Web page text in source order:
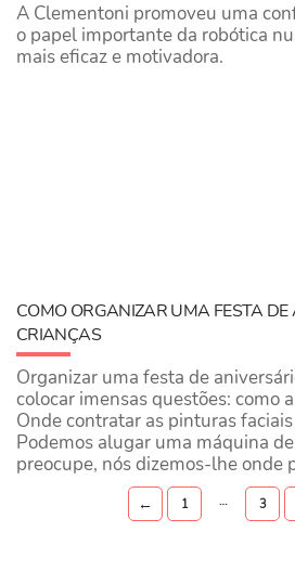
A Clementoni promoveu uma
o papel importante da robótica
mais eficaz e motivadora.
COMO ORGANIZAR UMA FESTA
CRIANÇAS
Organizar uma festa de
colocar imensas questões: como
Onde contratar as pinturas faciais
Podemos alugar uma máquina
preocupe, nós dizemos-lhe onde
← 1 … 3